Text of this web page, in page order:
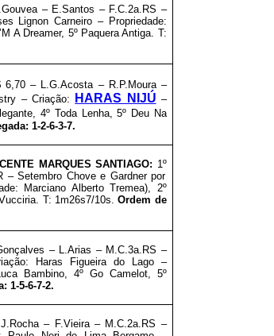
– E.Santos – F.C.2a.RS –
Lignon Carneiro – Propriedade:
A Dreamer, 5º Paquera Antiga. T:
6,70 – L.G.Acosta – R.P.Moura –
– Criação:
HARAS NIJÚ –
4º Toda Lenha, 5º Deu Na
1-2-6-3-7.
MARQUES SANTIAGO: 1º
Setembro Chove e Gardner por
Marciano Alberto Tremea), 2º
T: 1m26s7/10s.Ordem de
– L.Arias – M.C.3a.RS –
Haras Figueira do Lago –
Bambino, 4º Go Camelot, 5º
1-5-6-7-2.
– F.Vieira – M.C.2a.RS –